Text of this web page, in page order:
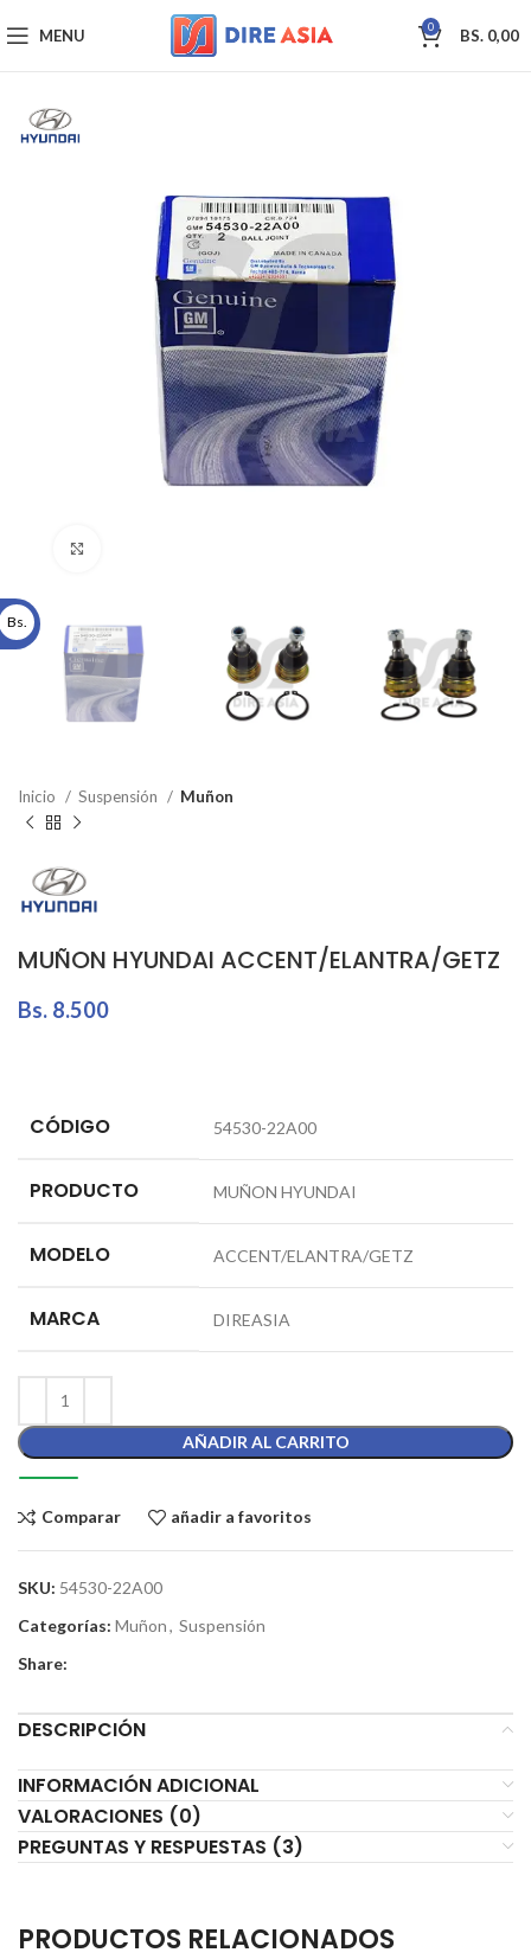
MENU 0 BS. 0,00
Inicio Suspensión Muñon
MUÑON HYUNDAI ACCENT/ELANTRA/GETZ
Bs. 8.500
CÓDIGO 54530-22A00
PRODUCTO MUÑON HYUNDAI
MODELO ACCENT/ELANTRA/GETZ
MARCA DIREASIA
AÑADIR AL CARRITO
Comparar añadir a favoritos
SKU: 54530-22A00
Categorías: Muñon, Suspensión
Share:
DESCRIPCIÓN
INFORMACIÓN ADICIONAL
VALORACIONES (0)
PREGUNTAS Y RESPUESTAS (3)
PRODUCTOS RELACIONADOS
Bs.